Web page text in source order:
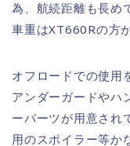
為、航続距離も長め
車重はXT660Rの方
オフロードでの使用
アンダーガードやハ
ーパーツが用意され
用のスポイラー等か